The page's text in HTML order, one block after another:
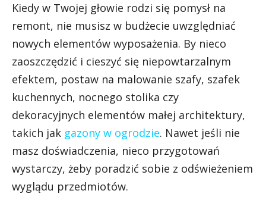
Kiedy w Twojej głowie rodzi się pomysł na
remont, nie musisz w budżecie uwzględniać
nowych elementów wyposażenia. By nieco
zaoszczędzić i cieszyć się niepowtarzalnym
efektem, postaw na malowanie szafy, szafek
kuchennych, nocnego stolika czy
dekoracyjnych elementów małej architektury,
takich jak gazony w ogrodzie. Nawet jeśli nie
masz doświadczenia, nieco przygotowań
wystarczy, żeby poradzić sobie z odświeżeniem
wyglądu przedmiotów.